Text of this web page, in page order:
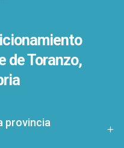
de Toranzo,
provincia